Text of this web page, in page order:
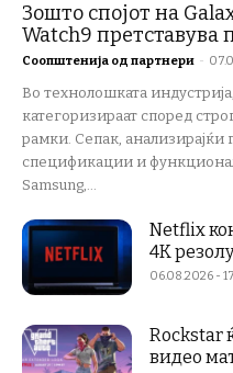
Зошто спојот на
Watch9 претставува
Соопштенија од партнери -
Во технолошката
категоризираат според
рамки. Сепак, анализирајќи
спецификации и
Samsung,...
Netflix
4K
06.08.2026 -
Rockstar
видео